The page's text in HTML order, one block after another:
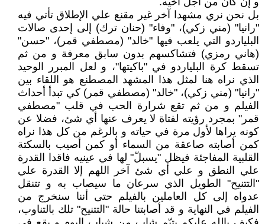
بل نحن نري مشهدا آخر غير مقنع علي الإطلاق تأتي فيه
"رانيا" (مني زكي)، "وفاء" (حنان ترك) إلى إحدى صالات
البلياردو التي يلعب فيها "خالد" (مصطفي قمر)، "حسن"
(هاني رمزي) فتشاكسهم بدون سابق معرفة و من ثم
تسقط كرة البلياردو في "باكيتها"، و لعل المبرر الوحيد
الذي نراه هنا لمثل هذا المشهد المصطنع هو اللقاء بين
"رانيا" (مني زكي)، "خالد" (مصطفي قمر) كي تبدأ أحداث
الفيلم و من ثم تقع شرارة الحب في قلب "مصطفي
قمر" بمجرد رؤيته لفتاة لا يعرف عنها أي شئ، فضلا عن
كونه يراها لأول مرة في حياته و بالرغم من كل هذا نراه
كمن أصابته صاعقة من السماء أو كمن أصيب بالسكتة
القلبية المفاجئة فيظل "يسبلّ" لها في عينيه فاقدا القدرة
علي النطق و علي أي شئ آخر اللهم إلا القدرة علي
"التتنيح" الطويل الذي سرعان ما سيصاب به و تتنقل
عدواه إلى كل العاملين بالفيلم حتى أننا سنخرج من
الفيلم في النهاية و قد أصابتنا حالة "التتنيح" تلك بالتناوب،